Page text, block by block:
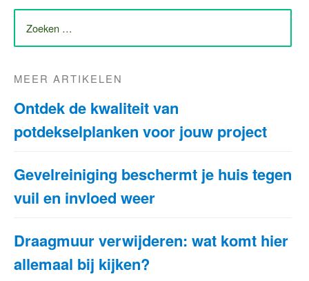
ZOEK
NAAR:
MEER ARTIKELEN
Ontdek de kwaliteit van
potdekselplanken voor jouw project
Gevelreiniging beschermt je huis tegen
vuil en invloed weer
Draagmuur verwijderen: wat komt hier
allemaal bij kijken?